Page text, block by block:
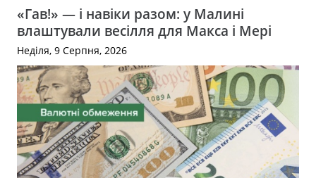
«Гав!» — і навіки разом: у Малині
влаштували весілля для Макса і Мері
Неділя, 9 Серпня, 2026